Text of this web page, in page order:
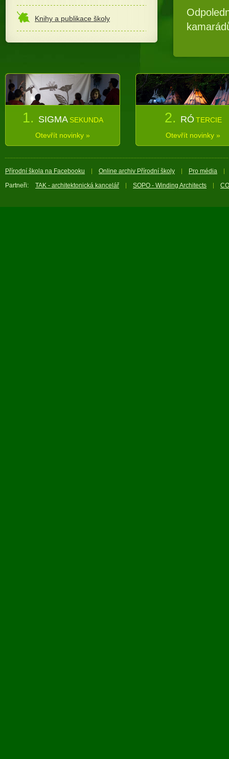
Knihy a publikace školy
1. SIGMA SEKUNDA
Otevřít novinky »
2. RÓ TERCIE
Otevřít novinky »
Přírodní škola na Facebooku Online archiv Přírodní školy
Pro média
Partneři:
TAK - architektonická kancelář SOPO - Winding Architects